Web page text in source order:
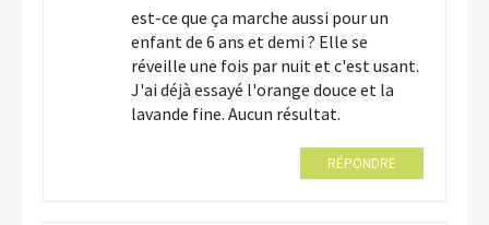
est-ce que ça marche aussi pour un
enfant de 6 ans et demi ? Elle se
réveille une fois par nuit et c'est usant.
J'ai déjà essayé l'orange douce et la
lavande fine. Aucun résultat.
RÉPONDRE